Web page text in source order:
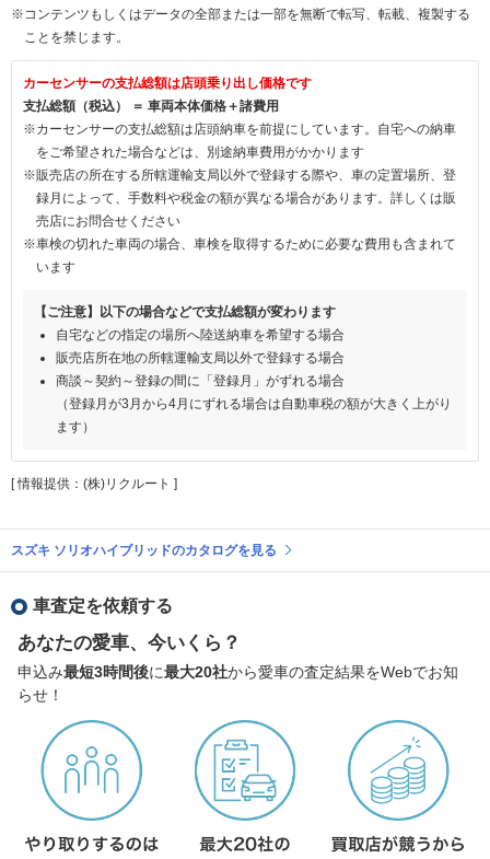
※コンテンツもしくはデータの全部または一部を無断で転写、転載、複製する
ことを禁じます。
カーセンサーの支払総額は店頭乗り出し価格です
支払総額（税込） ＝ 車両本体価格＋諸費用
※カーセンサーの支払総額は店頭納車を前提にしています。自宅への納車
をご希望された場合などは、別途納車費用がかかります
※販売店の所在する所轄運輸支局以外で登録する際や、車の定置場所、登
録月によって、手数料や税金の額が異なる場合があります。詳しくは販
売店にお問合せください
※車検の切れた車両の場合、車検を取得するために必要な費用も含まれて
います
【ご注意】以下の場合などで支払総額が変わります
自宅などの指定の場所へ陸送納車を希望する場合
販売店所在地の所轄運輸支局以外で登録する場合
商談～契約～登録の間に「登録月」がずれる場合
（登録月が3月から4月にずれる場合は自動車税の額が大きく上がり
ます）
[ 情報提供：(株)リクルート ]
スズキ ソリオハイブリッドのカタログを見る
車査定を依頼する
あなたの愛車、今いくら？
申込み最短3時間後に最大20社から愛車の査定結果をWebでお知
らせ！